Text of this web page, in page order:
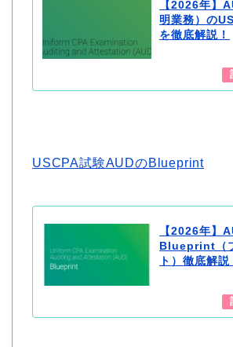
【2026年】
明業務）の
を徹底解説！
USCPA試験AUDのBlueprint
【2026年】
Blueprint（
ト）徹底解説